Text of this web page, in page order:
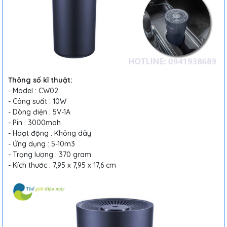
Thông số kĩ thuật:
- Model : CW02
- Công suất : 10W
- Dòng điện : 5V-1A
- Pin : 3000mah
- Hoạt động : Không dây
- Ứng dụng : 5-10m3
- Trọng lượng : 370 gram
- Kích thước : 7,95 x 7,95 x 17,6 cm